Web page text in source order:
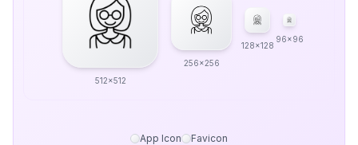
512x512
256x256
128x128
96x96
App Icon Favicon